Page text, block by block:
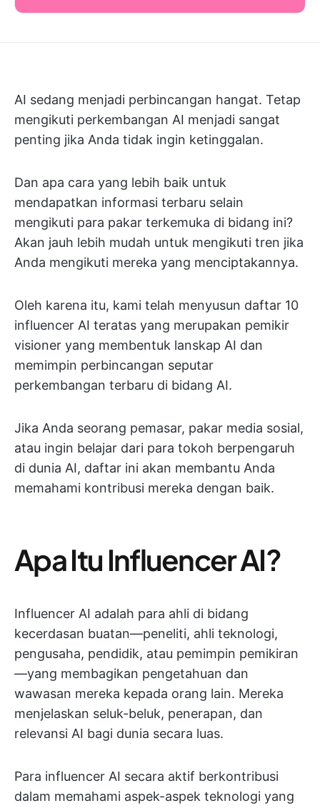
AI sedang menjadi perbincangan hangat. Tetap
mengikuti perkembangan AI menjadi sangat
penting jika Anda tidak ingin ketinggalan.
Dan apa cara yang lebih baik untuk
mendapatkan informasi terbaru selain
mengikuti para pakar terkemuka di bidang ini?
Akan jauh lebih mudah untuk mengikuti tren jika
Anda mengikuti mereka yang menciptakannya.
Oleh karena itu, kami telah menyusun daftar 10
influencer AI teratas yang merupakan pemikir
visioner yang membentuk lanskap AI dan
memimpin perbincangan seputar
perkembangan terbaru di bidang AI.
Jika Anda seorang pemasar, pakar media sosial,
atau ingin belajar dari para tokoh berpengaruh
di dunia AI, daftar ini akan membantu Anda
memahami kontribusi mereka dengan baik.
Apa Itu Influencer AI?
Influencer AI adalah para ahli di bidang
kecerdasan buatan—peneliti, ahli teknologi,
pengusaha, pendidik, atau pemimpin pemikiran
—yang membagikan pengetahuan dan
wawasan mereka kepada orang lain. Mereka
menjelaskan seluk-beluk, penerapan, dan
relevansi AI bagi dunia secara luas.
Para influencer AI secara aktif berkontribusi
dalam memahami aspek-aspek teknologi yang